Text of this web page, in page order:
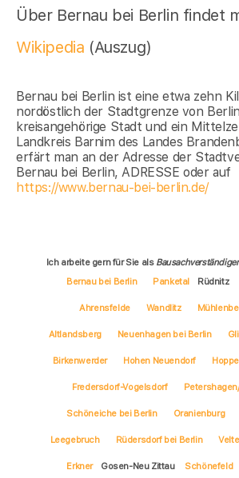
Über Bernau bei Berlin findet
Wikipedia (Auszug)
Bernau bei Berlin ist eine etwa zehn
nordöstlich der Stadtgrenze von
kreisangehörige Stadt und ein
Landkreis Barnim des Landes
erfärt man an der Adresse der
Bernau bei Berlin, ADRESSE oder auf
https://www.bernau-bei-berlin.de/
Ich arbeite gern für Sie als Bausachverständiger
Bernau bei Berlin
Panketal Rüdnitz
Ahrensfelde Wandlitz
Altlandsberg Neuenhagen bei Berlin
Birkenwerder Hohen Neuendorf
Fredersdorf-Vogelsdorf
Schöneiche bei Berlin Oranienburg
Leegebruch Rüdersdorf bei Berlin
Erkner Gosen-Neu Zittau Schönefeld